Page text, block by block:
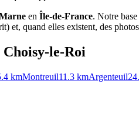
en Île-de-France. Notre
et, quand elles existent, des
Choisy-le-Roi
kmMontreuil11.3 kmArgenteuil